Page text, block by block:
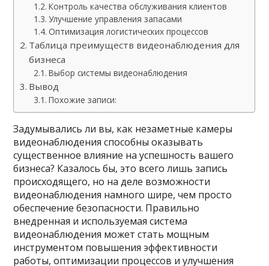
Контроль качества обслуживания клиентов
Улучшение управления запасами
Оптимизация логистических процессов
Таблица преимуществ видеонаблюдения для
бизнеса
Выбор системы видеонаблюдения
Вывод
Похожие записи:
Задумывались ли вы, как незаметные камеры
видеонаблюдения способны оказывать
существенное влияние на успешность вашего
бизнеса? Казалось бы, это всего лишь запись
происходящего, но на деле возможности
видеонаблюдения намного шире, чем просто
обеспечение безопасности. Правильно
внедренная и используемая система
видеонаблюдения может стать мощным
инструментом повышения эффективности
работы, оптимизации процессов и улучшения